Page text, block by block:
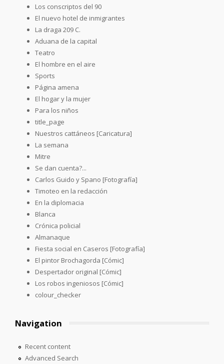
Los conscriptos del 90
El nuevo hotel de inmigrantes
La draga 209 C.
Aduana de la capital
Teatro
El hombre en el aire
Sports
Página amena
El hogar y la mujer
Para los niños
title_page
Nuestros cattáneos [Caricatura]
La semana
Mitre
Se dan cuenta?...
Carlos Guido y Spano [Fotografía]
Timoteo en la redacción
En la diplomacia
Blanca
Crónica policial
Almanaque
Fiesta social en Caseros [Fotografía]
El pintor Brochagorda [Cómic]
Despertador original [Cómic]
Los robos ingeniosos [Cómic]
colour_checker
Navigation
Recent content
Advanced Search